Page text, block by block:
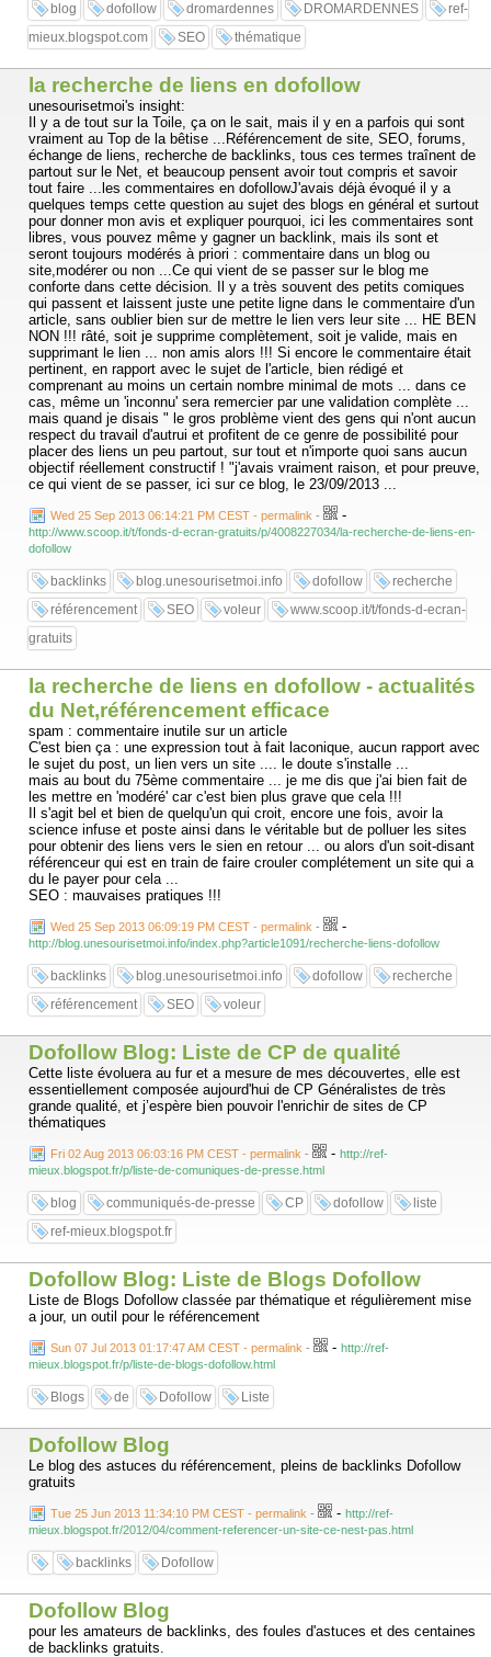
blog dofollow dromardennes DROMARDENNES
ref-
mieux.blogspot.com
SEO thématique
la recherche de liens en dofollow
unesourisetmoi's insight:
Il y a de tout sur la Toile, ça on le sait, mais il y en a parfois qui sont
vraiment au Top de la bêtise ...Référencement de site, SEO, forums,
échange de liens, recherche de backlinks, tous ces termes traînent de
partout sur le Net, et beaucoup pensent avoir tout compris et savoir
tout faire ...les commentaires en dofollowJ'avais déjà évoqué il y a
quelques temps cette question au sujet des blogs en général et surtout
pour donner mon avis et expliquer pourquoi, ici les commentaires sont
libres, vous pouvez même y gagner un backlink, mais ils sont et
seront toujours modérés à priori : commentaire dans un blog ou
site,modérer ou non ...Ce qui vient de se passer sur le blog me
conforte dans cette décision. Il y a très souvent des petits comiques
qui passent et laissent juste une petite ligne dans le commentaire d'un
article, sans oublier bien sur de mettre le lien vers leur site ... HE BEN
NON !!! râté, soit je supprime complètement, soit je valide, mais en
supprimant le lien ... non amis alors !!! Si encore le commentaire était
pertinent, en rapport avec le sujet de l'article, bien rédigé et
comprenant au moins un certain nombre minimal de mots ... dans ce
cas, même un 'inconnu' sera remercier par une validation complète ...
mais quand je disais " le gros problème vient des gens qui n'ont aucun
respect du travail d'autrui et profitent de ce genre de possibilité pour
placer des liens un peu partout, sur tout et n'importe quoi sans aucun
objectif réellement constructif ! "j'avais vraiment raison, et pour preuve,
ce qui vient de se passer, ici sur ce blog, le 23/09/2013 ...
Wed 25 Sep 2013 06:14:21 PM CEST - permalink - -
http://www.scoop.it/t/fonds-d-ecran-gratuits/p/4008227034/la-recherche-de-liens-en-
dofollow
backlinks blog.unesourisetmoi.info dofollow
recherche
référencement
SEO voleur
www.scoop.it/t/fonds-d-ecran-
gratuits
la recherche de liens en dofollow - actualités
du Net,référencement efficace
spam : commentaire inutile sur un article
C'est bien ça : une expression tout à fait laconique, aucun rapport avec
le sujet du post, un lien vers un site .... le doute s'installe ...
mais au bout du 75ème commentaire ... je me dis que j'ai bien fait de
les mettre en 'modéré' car c'est bien plus grave que cela !!!
Il s'agit bel et bien de quelqu'un qui croit, encore une fois, avoir la
science infuse et poste ainsi dans le véritable but de polluer les sites
pour obtenir des liens vers le sien en retour ... ou alors d'un soit-disant
référenceur qui est en train de faire crouler complétement un site qui a
du le payer pour cela ...
SEO : mauvaises pratiques !!!
Wed 25 Sep 2013 06:09:19 PM CEST - permalink - -
http://blog.unesourisetmoi.info/index.php?article1091/recherche-liens-dofollow
backlinks blog.unesourisetmoi.info dofollow
recherche
référencement
SEO voleur
Dofollow Blog: Liste de CP de qualité
Cette liste évoluera au fur et a mesure de mes découvertes, elle est
essentiellement composée aujourd'hui de CP Généralistes de très
grande qualité, et j’espère bien pouvoir l'enrichir de sites de CP
thématiques
Fri 02 Aug 2013 06:03:16 PM CEST - permalink - - http://ref-
mieux.blogspot.fr/p/liste-de-comuniques-de-presse.html
blog communiqués-de-presse CP dofollow
liste
ref-mieux.blogspot.fr
Dofollow Blog: Liste de Blogs Dofollow
Liste de Blogs Dofollow classée par thématique et régulièrement mise
a jour, un outil pour le référencement
Sun 07 Jul 2013 01:17:47 AM CEST - permalink - - http://ref-
mieux.blogspot.fr/p/liste-de-blogs-dofollow.html
Blogs de Dofollow Liste
Dofollow Blog
Le blog des astuces du référencement, pleins de backlinks Dofollow
gratuits
Tue 25 Jun 2013 11:34:10 PM CEST - permalink - - http://ref-
mieux.blogspot.fr/2012/04/comment-referencer-un-site-ce-nest-pas.html
backlinks Dofollow
Dofollow Blog
pour les amateurs de backlinks, des foules d'astuces et des centaines
de backlinks gratuits.